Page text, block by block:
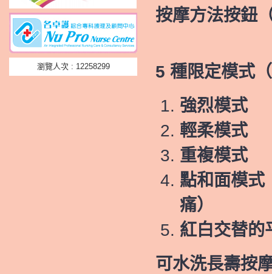
瀏覽人次 : 12258299
按摩方法按鈕
5 種限定模式
強烈模式
輕柔模式
重複模式
點和面模式
痛）
紅白交替的
可水洗長壽按